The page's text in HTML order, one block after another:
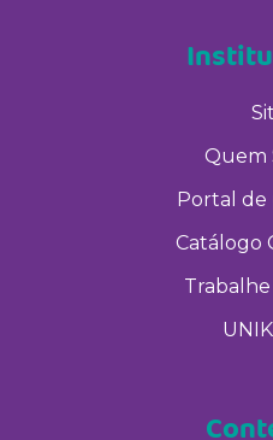
Quem
Portal
Catálogo